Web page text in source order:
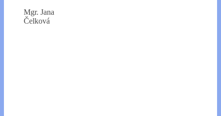
Mgr. Jana
Čelková